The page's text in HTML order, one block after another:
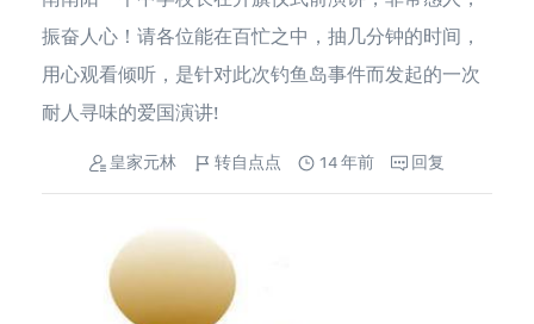
振奋人心！请各位能在百忙之中，抽几分钟的时间，
用心观看倾听，是针对此次钓鱼岛事件而发起的一次
耐人寻味的爱国演讲!
皇家元林 转自点点 14 年前 回复